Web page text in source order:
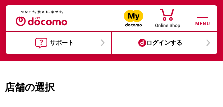
MENU
サポート ログインする
店舗の選択